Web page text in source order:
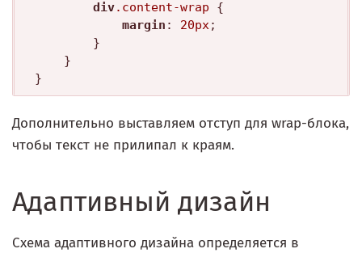
div.content-wrap {
margin : 20px;
Дополнительно выставляем отступ для wrap-блока,
чтобы текст не прилипал к краям.
Адаптивный дизайн
Схема адаптивного дизайна определяется в